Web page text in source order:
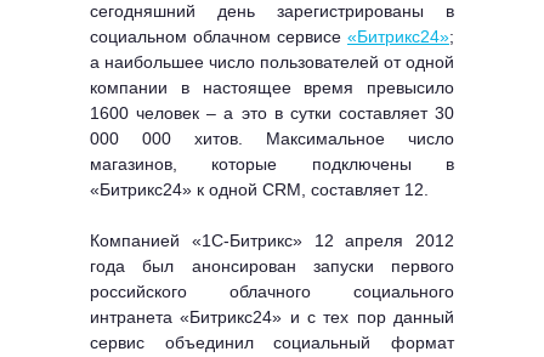
сегодняшний день зарегистрированы в
социальном облачном сервисе «Битрикс24»;
а наибольшее число пользователей от одной
компании в настоящее время превысило
1600 человек – а это в сутки составляет 30
000 000 хитов. Максимальное число
магазинов, которые подключены в
«Битрикс24» к одной CRM, составляет 12.
Компанией «1С-Битрикс» 12 апреля 2012
года был анонсирован запуски первого
российского облачного социального
интранета «Битрикс24» и с тех пор данный
сервис объединил социальный формат